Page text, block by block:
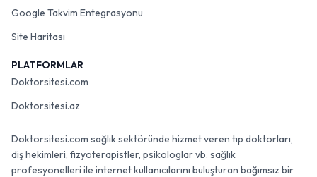
Google Takvim Entegrasyonu
Site Haritası
PLATFORMLAR
Doktorsitesi.com
Doktorsitesi.az
Doktorsitesi.com sağlık sektöründe hizmet veren tıp doktorları,
diş hekimleri, fizyoterapistler, psikologlar vb. sağlık
profesyonelleri ile internet kullanıcılarını buluşturan bağımsız bir